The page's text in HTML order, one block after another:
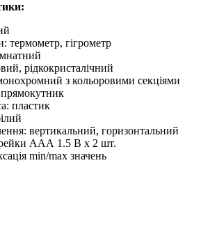
термометр, гігрометр
рідкокристалічний
з кольоровими секціями
пластик
вертикальний, горизонтальний
ААА 1.5 В х 2 шт.
min/max значень